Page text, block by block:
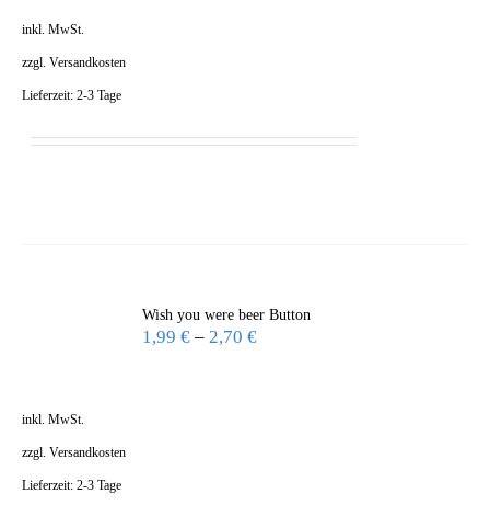
inkl. MwSt.
zzgl. Versandkosten
Lieferzeit: 2-3 Tage
Wish you were beer Button
1,99€ –2,70€
inkl. MwSt.
zzgl. Versandkosten
Lieferzeit: 2-3 Tage